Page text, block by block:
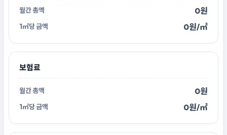
0원
0원/㎡
보험료
0원
0원/㎡